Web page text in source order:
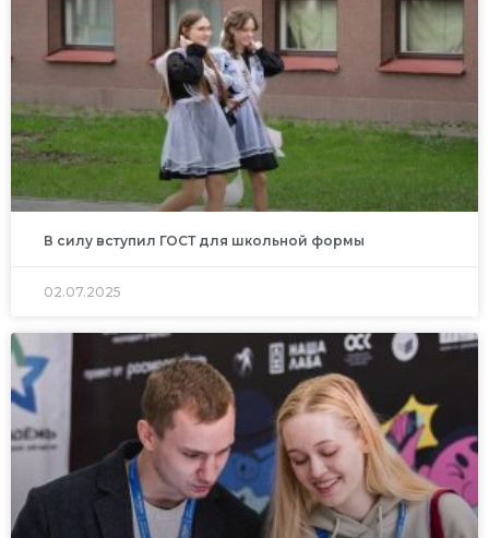
В силу вступил ГОСТ для школьной формы
02.07.2025